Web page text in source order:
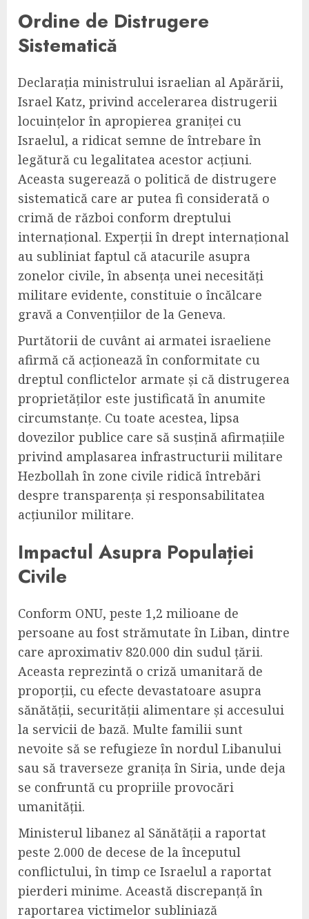
Ordine de Distrugere
Sistematică
Declarația ministrului israelian al Apărării,
Israel Katz, privind accelerarea distrugerii
locuințelor în apropierea graniței cu
Israelul, a ridicat semne de întrebare în
legătură cu legalitatea acestor acțiuni.
Aceasta sugerează o politică de distrugere
sistematică care ar putea fi considerată o
crimă de război conform dreptului
internațional. Experții în drept internațional
au subliniat faptul că atacurile asupra
zonelor civile, în absența unei necesități
militare evidente, constituie o încălcare
gravă a Convențiilor de la Geneva.
Purtătorii de cuvânt ai armatei israeliene
afirmă că acționează în conformitate cu
dreptul conflictelor armate și că distrugerea
proprietăților este justificată în anumite
circumstanțe. Cu toate acestea, lipsa
dovezilor publice care să susțină afirmațiile
privind amplasarea infrastructurii militare
Hezbollah în zone civile ridică întrebări
despre transparența și responsabilitatea
acțiunilor militare.
Impactul Asupra Populației
Civile
Conform ONU, peste 1,2 milioane de
persoane au fost strămutate în Liban, dintre
care aproximativ 820.000 din sudul țării.
Aceasta reprezintă o criză umanitară de
proporții, cu efecte devastatoare asupra
sănătății, securității alimentare și accesului
la servicii de bază. Multe familii sunt
nevoite să se refugieze în nordul Libanului
sau să traverseze granița în Siria, unde deja
se confruntă cu propriile provocări
umanității.
Ministerul libanez al Sănătății a raportat
peste 2.000 de decese de la începutul
conflictului, în timp ce Israelul a raportat
pierderi minime. Această discrepanță în
raportarea victimelor subliniază